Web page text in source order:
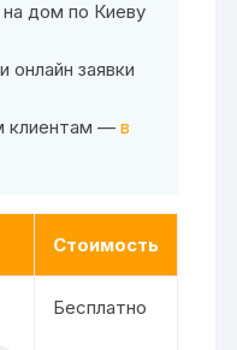
дом по Киеву
заявки
клиентам —в
Стоимость
Бесплатно